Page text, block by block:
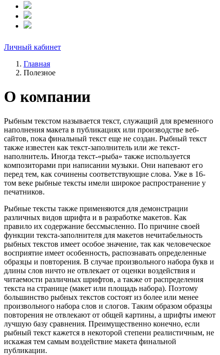
Личный кабинет
Главная
Полезное
О компании
Рыбным текстом называется текст, служащий для временного
наполнения макета в публикациях или производстве веб-
сайтов, пока финальный текст еще не создан. Рыбный текст
также известен как текст-заполнитель или же текст-
наполнитель. Иногда текст-«рыба» также используется
композиторами при написании музыки. Они напевают его
перед тем, как сочинены соответствующие слова. Уже в 16-
том веке рыбные тексты имели широкое распространение у
печатников.
Рыбные тексты также применяются для демонстрации
различных видов шрифта и в разработке макетов. Как
правило их содержание бессмысленно. По причине своей
функции текста-заполнителя для макетов нечитабельность
рыбных текстов имеет особое значение, так как человеческое
восприятие имеет особенность, распознавать определенные
образцы и повторения. В случае произвольного набора букв и
длины слов ничто не отвлекает от оценки воздействия и
читаемости различных шрифтов, а также от распределения
текста на странице (макет или площадь набора). Поэтому
большинство рыбных текстов состоят из более или менее
произвольного набора слов и слогов. Таким образом образцы
повторения не отвлекают от общей картины, а шрифты имеют
лучшую базу сравнения. Преимущественно конечно, если
рыбный текст кажется в некоторой степени реалистичным, не
искажая тем самым воздействие макета финальной
публикации.